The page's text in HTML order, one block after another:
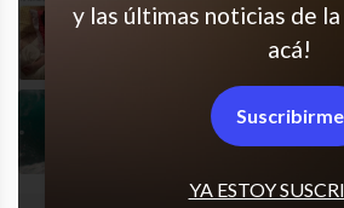
Mi paraíso
Estamos todos así, no?
YA ESTOY
y las últimas noticias de
acá!
Suscribirme